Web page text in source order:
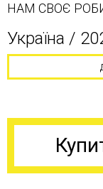
НАМ СВОЄ
Україна /